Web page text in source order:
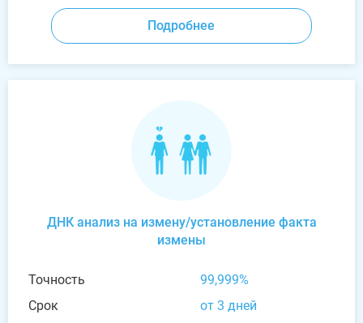
Подробнее
ДНК анализ на измену/установление факта
измены
Точность
99,999%
Срок
от 3 дней